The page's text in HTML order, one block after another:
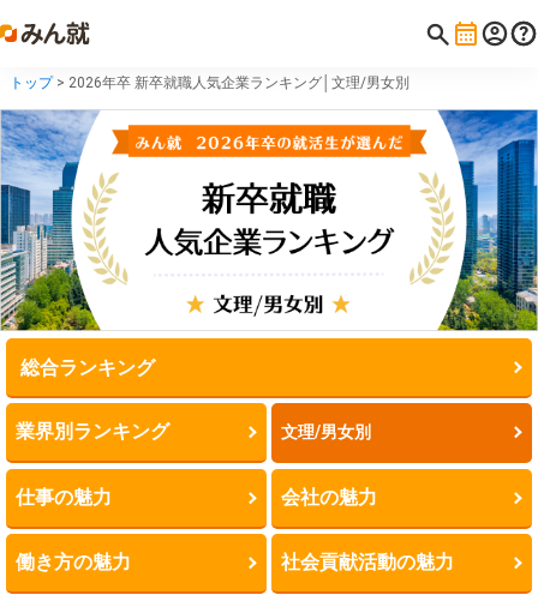
トップ> 2026年卒 新卒就職人気企業ランキング│文理/男女別
総合ランキング
業界別ランキング 文理/男女別
仕事の魅力 会社の魅力
働き方の魅力 社会貢献活動の魅力